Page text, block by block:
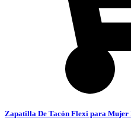
Zapatilla De Tacón Flexi para Mujer